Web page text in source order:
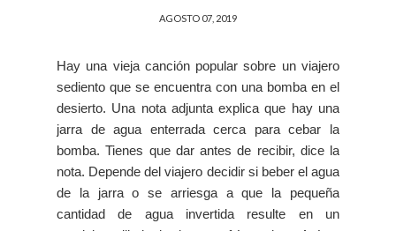
AGOSTO 07, 2019
Hay una vieja canción popular sobre un viajero
sediento que se encuentra con una bomba en el
desierto. Una nota adjunta explica que hay una
jarra de agua enterrada cerca para cebar la
bomba. Tienes que dar antes de recibir, dice la
nota. Depende del viajero decidir si beber el agua
de la jarra o se arriesga a que la pequeña
cantidad de agua invertida resulte en un